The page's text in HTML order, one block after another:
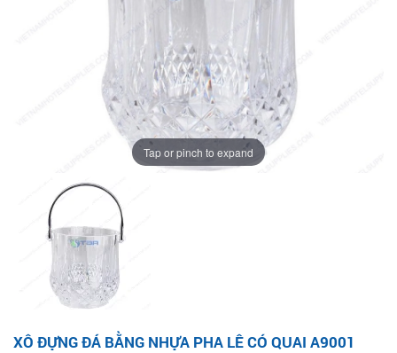
Tap or pinch to expand
XÔ ĐỰNG ĐÁ BẰNG NHỰA PHA LÊ CÓ QUAI A9001